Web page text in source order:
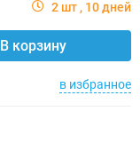
2 шт 10 дней
В корзину
в избранное